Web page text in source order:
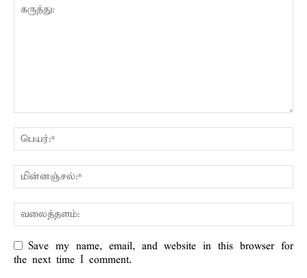
Save my name, email, and website in this browser for
the next time I comment.